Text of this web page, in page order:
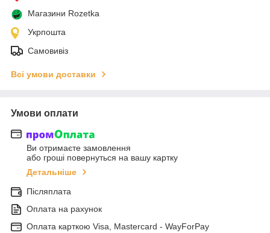
Магазини Rozetka
Укрпошта
Самовивіз
Всі умови доставки
Умови оплати
Ви отримаєте замовлення
або гроші повернуться на вашу картку
Детальніше
Післяплата
Оплата на рахунок
Оплата карткою Visa, Mastercard - WayForPay